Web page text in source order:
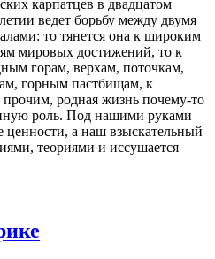
карпатцев в двадцатом
ведет борьбу между двумя
то тянется она к широким
мировых достижений, то к
горам, верхам, поточкам,
горным пастбищам, к
родная жизнь почему-то
роль. Под нашими руками
а наш взыскательный
теориями и иссушается